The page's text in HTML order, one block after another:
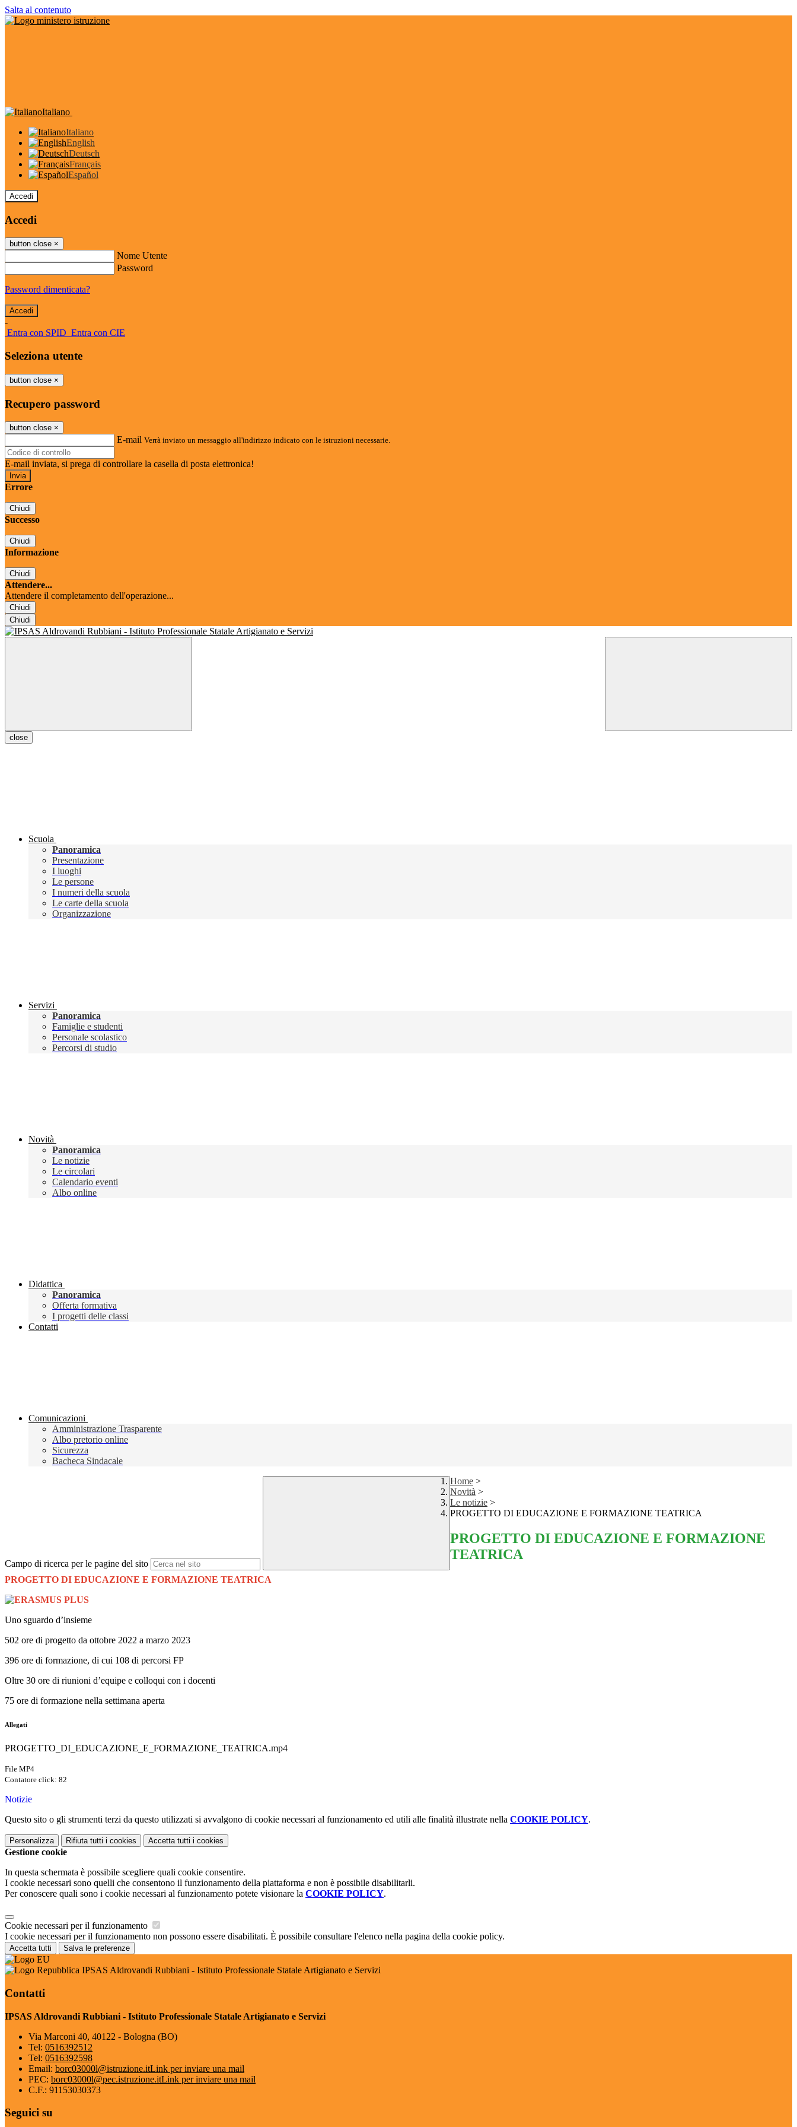
Salta al contenuto
Italiano
Italiano
English
Deutsch
Français
Español
Accedi
Accedi
button close ×
Nome Utente
Password
Password dimenticata?
-
Entra con SPID Entra con CIE
Seleziona utente
button close ×
Recupero password
button close ×
E-mail Verrà inviato un messaggio all'indirizzo indicato con le istruzioni necessarie.
E-mail inviata, si prega di controllare la casella di posta elettronica!
Errore
Chiudi
Successo
Chiudi
Informazione
Chiudi
Attendere...
Attendere il completamento dell'operazione...
Chiudi
Chiudi
close
Scuola
Panoramica
Presentazione
I luoghi
Le persone
I numeri della scuola
Le carte della scuola
Organizzazione
Servizi
Panoramica
Famiglie e studenti
Personale scolastico
Percorsi di studio
Novità
Panoramica
Le notizie
Le circolari
Calendario eventi
Albo online
Didattica
Panoramica
Offerta formativa
I progetti delle classi
Contatti
Comunicazioni
Amministrazione Trasparente
Albo pretorio online
Sicurezza
Bacheca Sindacale
Campo di ricerca per le pagine del sito
Home >
Novità >
Le notizie >
PROGETTO DI EDUCAZIONE E FORMAZIONE TEATRICA
PROGETTO DI EDUCAZIONE E FORMAZIONE
TEATRICA
PROGETTO DI EDUCAZIONE E FORMAZIONE TEATRICA
Uno sguardo d’insieme
502 ore di progetto da ottobre 2022 a marzo 2023
396 ore di formazione, di cui 108 di percorsi FP
Oltre 30 ore di riunioni d’equipe e colloqui con i docenti
75 ore di formazione nella settimana aperta
Allegati
PROGETTO_DI_EDUCAZIONE_E_FORMAZIONE_TEATRICA.mp4
File MP4
Contatore click: 82
Notizie
Questo sito o gli strumenti terzi da questo utilizzati si avvalgono di cookie necessari al funzionamento ed utili alle finalità illustrate nella COOKIE POLICY.
Personalizza Rifiuta tutti i cookies Accetta tutti i cookies
Gestione cookie
In questa schermata è possibile scegliere quali cookie consentire.
I cookie necessari sono quelli che consentono il funzionamento della piattaforma e non è possibile disabilitarli.
Per conoscere quali sono i cookie necessari al funzionamento potete visionare la COOKIE POLICY.
Cookie necessari per il funzionamento
I cookie necessari per il funzionamento non possono essere disabilitati. È possibile consultare l'elenco nella pagina della cookie policy.
Accetta tutti Salva le preferenze
IPSAS Aldrovandi Rubbiani - Istituto Professionale Statale Artigianato e Servizi
Contatti
IPSAS Aldrovandi Rubbiani - Istituto Professionale Statale Artigianato e Servizi
Via Marconi 40, 40122 - Bologna (BO)
Tel: 0516392512
Tel: 0516392598
Email: borc03000l@istruzione.itLink per inviare una mail
PEC: borc03000l@pec.istruzione.itLink per inviare una mail
C.F.: 91153030373
Seguici su